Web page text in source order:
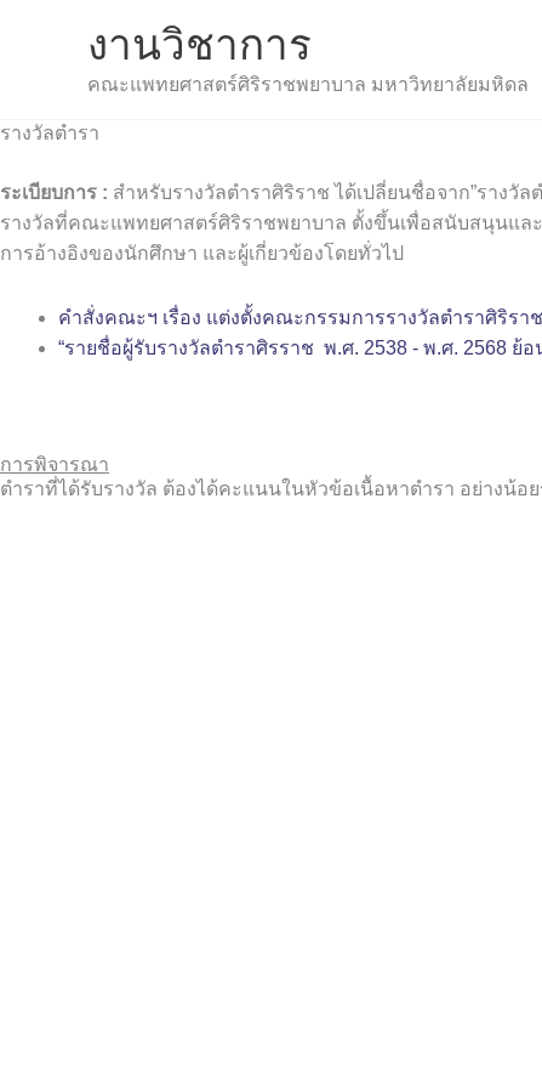
งานวิชาการ
คณะแพทยศาสตร์ศิริราชพยาบาล มหาวิทยาลัยมหิดล
รางวัลตำรา
ระเบียบการ : สำหรับรางวัลตำราศิริราช ได้เปลี่ยนชื่อจาก”รางวั
รางวัลที่คณะแพทยศาสตร์ศิริราชพยาบาล ตั้งขึ้นเพื่อสนับสนุนแล
การอ้างอิงของนักศึกษา และผู้เกี่ยวข้องโดยทั่วไป
คำสั่งคณะฯ เรื่อง แต่งตั้งคณะกรรมการรางวัลตำราศิริรา
“รายชื่อผู้รับรางวัลตําราศิรราช พ.ศ. 2538 - พ.ศ. 2568 ย้อ
การพิจารณา
ตำราที่ได้รับรางวัล ต้องได้คะแนนในหัวข้อเนื้อหาตำรา อย่างน้อ